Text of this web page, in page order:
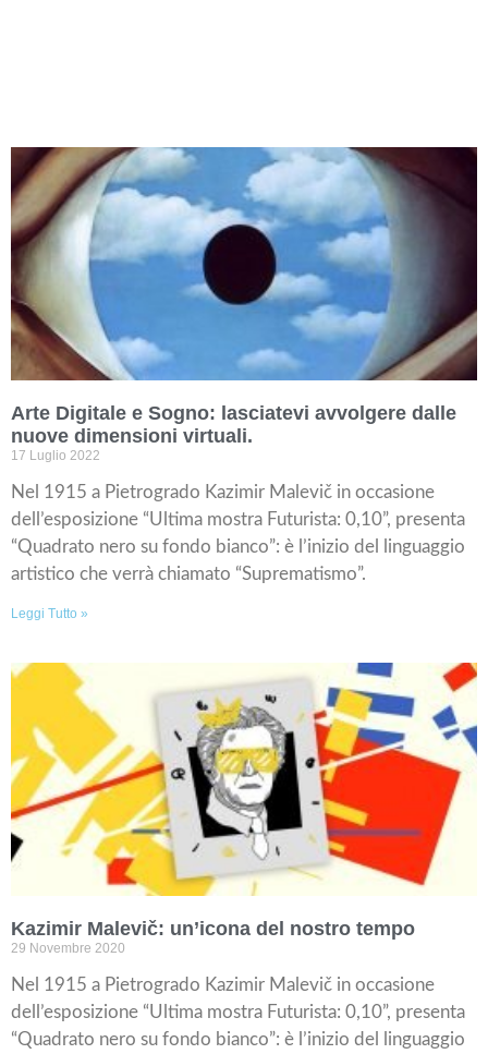
Arte Digitale e Sogno: lasciatevi avvolgere dalle
nuove dimensioni virtuali.
17 Luglio 2022
Nel 1915 a Pietrogrado Kazimir Malevič in occasione
dell’esposizione “Ultima mostra Futurista: 0,10”, presenta
“Quadrato nero su fondo bianco”: è l’inizio del linguaggio
artistico che verrà chiamato “Suprematismo”.
Leggi Tutto »
Kazimir Malevič: un’icona del nostro tempo
29 Novembre 2020
Nel 1915 a Pietrogrado Kazimir Malevič in occasione
dell’esposizione “Ultima mostra Futurista: 0,10”, presenta
“Quadrato nero su fondo bianco”: è l’inizio del linguaggio